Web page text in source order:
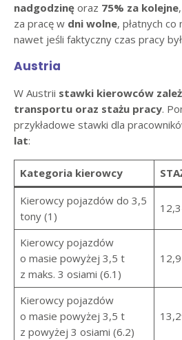
nadgodzinę oraz 75% za kolejne
za pracę w dni wolne, płatnych co
nawet jeśli faktyczny czas pracy
Austria
W Austrii stawki kierowców
transportu oraz stażu pracy.
przykładowe stawki dla
lat:
Kategoria kierowcy
Kierowcy pojazdów do 3,5
tony (1)
Kierowcy pojazdów
o masie powyżej 3,5 t
z maks. 3 osiami (6.1)
Kierowcy pojazdów
o masie powyżej 3,5 t
z powyżej 3 osiami (6.2)